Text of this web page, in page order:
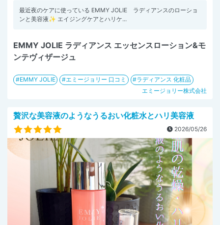
最近夜のケアに使っている EMMY JOLIE ラディアンスのローショ
ンと美容液✨️ エイジングケアとハリケ...
EMMY JOLIE ラディアンス エッセンスローション&モ
ンテヴィザージュ
EMMY JOLIE エミージョリー 口コミ
ラディアンス 化粧品
エミージョリー株式会社
贅沢な美容液のようなうるおい化粧水とハリ美容液
2026/05/26